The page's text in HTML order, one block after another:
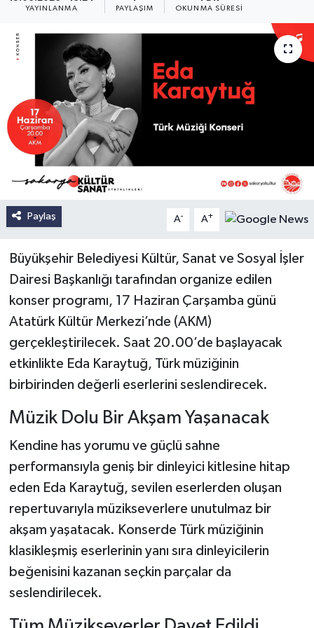
YAYINLANMA PAYLAŞIM OKUNMA SÜRESI
Paylaş A- A+
Büyükşehir Belediyesi Kültür, Sanat ve Sosyal İşler
Dairesi Başkanlığı tarafından organize edilen
konser programı, 17 Haziran Çarşamba günü
Atatürk Kültür Merkezi’nde (AKM)
gerçekleştirilecek. Saat 20.00’de başlayacak
etkinlikte Eda Karaytuğ, Türk müziğinin
birbirinden değerli eserlerini seslendirecek.
Müzik Dolu Bir Akşam Yaşanacak
Kendine has yorumu ve güçlü sahne
performansıyla geniş bir dinleyici kitlesine hitap
eden Eda Karaytuğ, sevilen eserlerden oluşan
repertuvarıyla müzikseverlere unutulmaz bir
akşam yaşatacak. Konserde Türk müziğinin
klasikleşmiş eserlerinin yanı sıra dinleyicilerin
beğenisini kazanan seçkin parçalar da
seslendirilecek.